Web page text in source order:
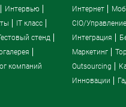
Интервью
IT класс
стенд
компаний
Интернет
CIO/
Интеграция
Маркетинг
Outsourcing
Инновации